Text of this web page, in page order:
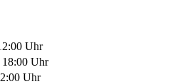
Uhr
18:00 Uhr
Uhr